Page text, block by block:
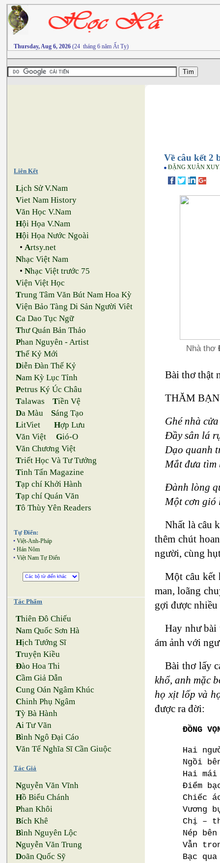
Thursday, Aug 6, 2026 (24 tháng 6 năm Ất Tỵ)
Liên Kết
Lịch Sử V.Nam
Viet Nam History
Văn Học V.Nam
Hội Họa V.Nam
Hội Họa Nước Ngoài
•Artsy.net
Nhạc Việt Nam
•Nhạc Việt trước 75
Viện Việt Học
Trung Tâm Văn Bút Nam Hoa Kỳ
Viện Bảo Tàng Di Sản Người Viêt
Ca Dao Tục Ngữ
Thư Quán Bản Thảo
Phan Nguyên - Artist
Thế Kỷ Mới
Diễn Đàn Thế Kỷ
Nam Kỳ Lục Tỉnh
Petrus Ký Úc Châu
Talawas Tiền Vệ
Da Màu Sáng Tạo
LitViet Hợp Lưu
Văn Việt Gió-O
Văn Chương Việt
Triết Học Và Tư Tưởng
Tinh Tấn Magazine
Tạp chí Khởi Hành
Tạp chí Quán Văn
Tô Thùy Yên Readers
Tự Điển:
• Việt-Anh-Pháp
• Hán Nôm
• Việt Nam Tự Điển
Tác Phẩm
Thiên Đô Chiếu
Nam Quốc Sơn Hà
Hịch Tướng Sĩ
Truyện Kiều
Đào Hoa Thi
Cầm Giả Dẫn
Cung Oán Ngâm Khúc
Chinh Phụ Ngâm
Tỳ Bà Hành
Ai Tư Vãn
Bình Ngô Đại Cáo
Văn Tế Nghĩa Sĩ Cần Giuộc
Tác Giả
Nguyễn Văn Vĩnh
Hồ Biểu Chánh
Phan Khôi
Bích Khê
Bình Nguyên Lộc
Nguyễn Văn Trung
Doãn Quốc Sỹ
Về câu kết 2
ĐẶNG XUÂN
Nhà thơ
Bài thơ thật
THĂM BẠN
Ghé nhà
Đầy sân lá
Dạo quanh
Mắt đưa tìm
Đành lòng
Một cơn gió
Nhất là câu
thêm chút
người, cùng
Một câu kết
man, loãng
gợi được nhiều
Hay như
ám ảnh với
Bài thơ lấy
khổ, anh mặc
họ xịt lốp và
được ra đời:
ĐỒNG
Hai
Ngồi
Hai mái
Điểm
Chiếc
Vương
Chị –
Nép
Vẫn
Bạc